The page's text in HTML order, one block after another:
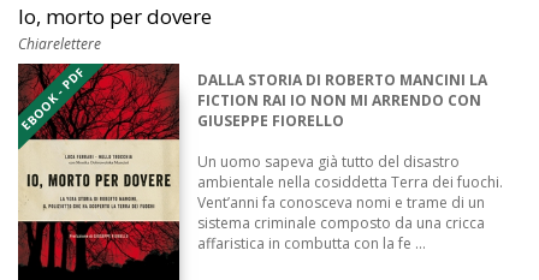
Io, morto per dovere
Chiarelettere
EBOOK - PDF
DALLA STORIA DI ROBERTO MANCINI LA
FICTION RAI IO NON MI ARRENDO CON
GIUSEPPE FIORELLO
Un uomo sapeva già tutto del disastro
ambientale nella cosiddetta Terra dei fuochi.
Vent’anni fa conosceva nomi e trame di un
sistema criminale composto da una cricca
affaristica in combutta con la fe ...